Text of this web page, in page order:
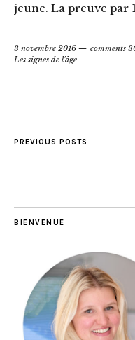
jeune. La preuve par
3 novembre 2016
comments
Les signes de l'âge
PREVIOUS POSTS
BIENVENUE